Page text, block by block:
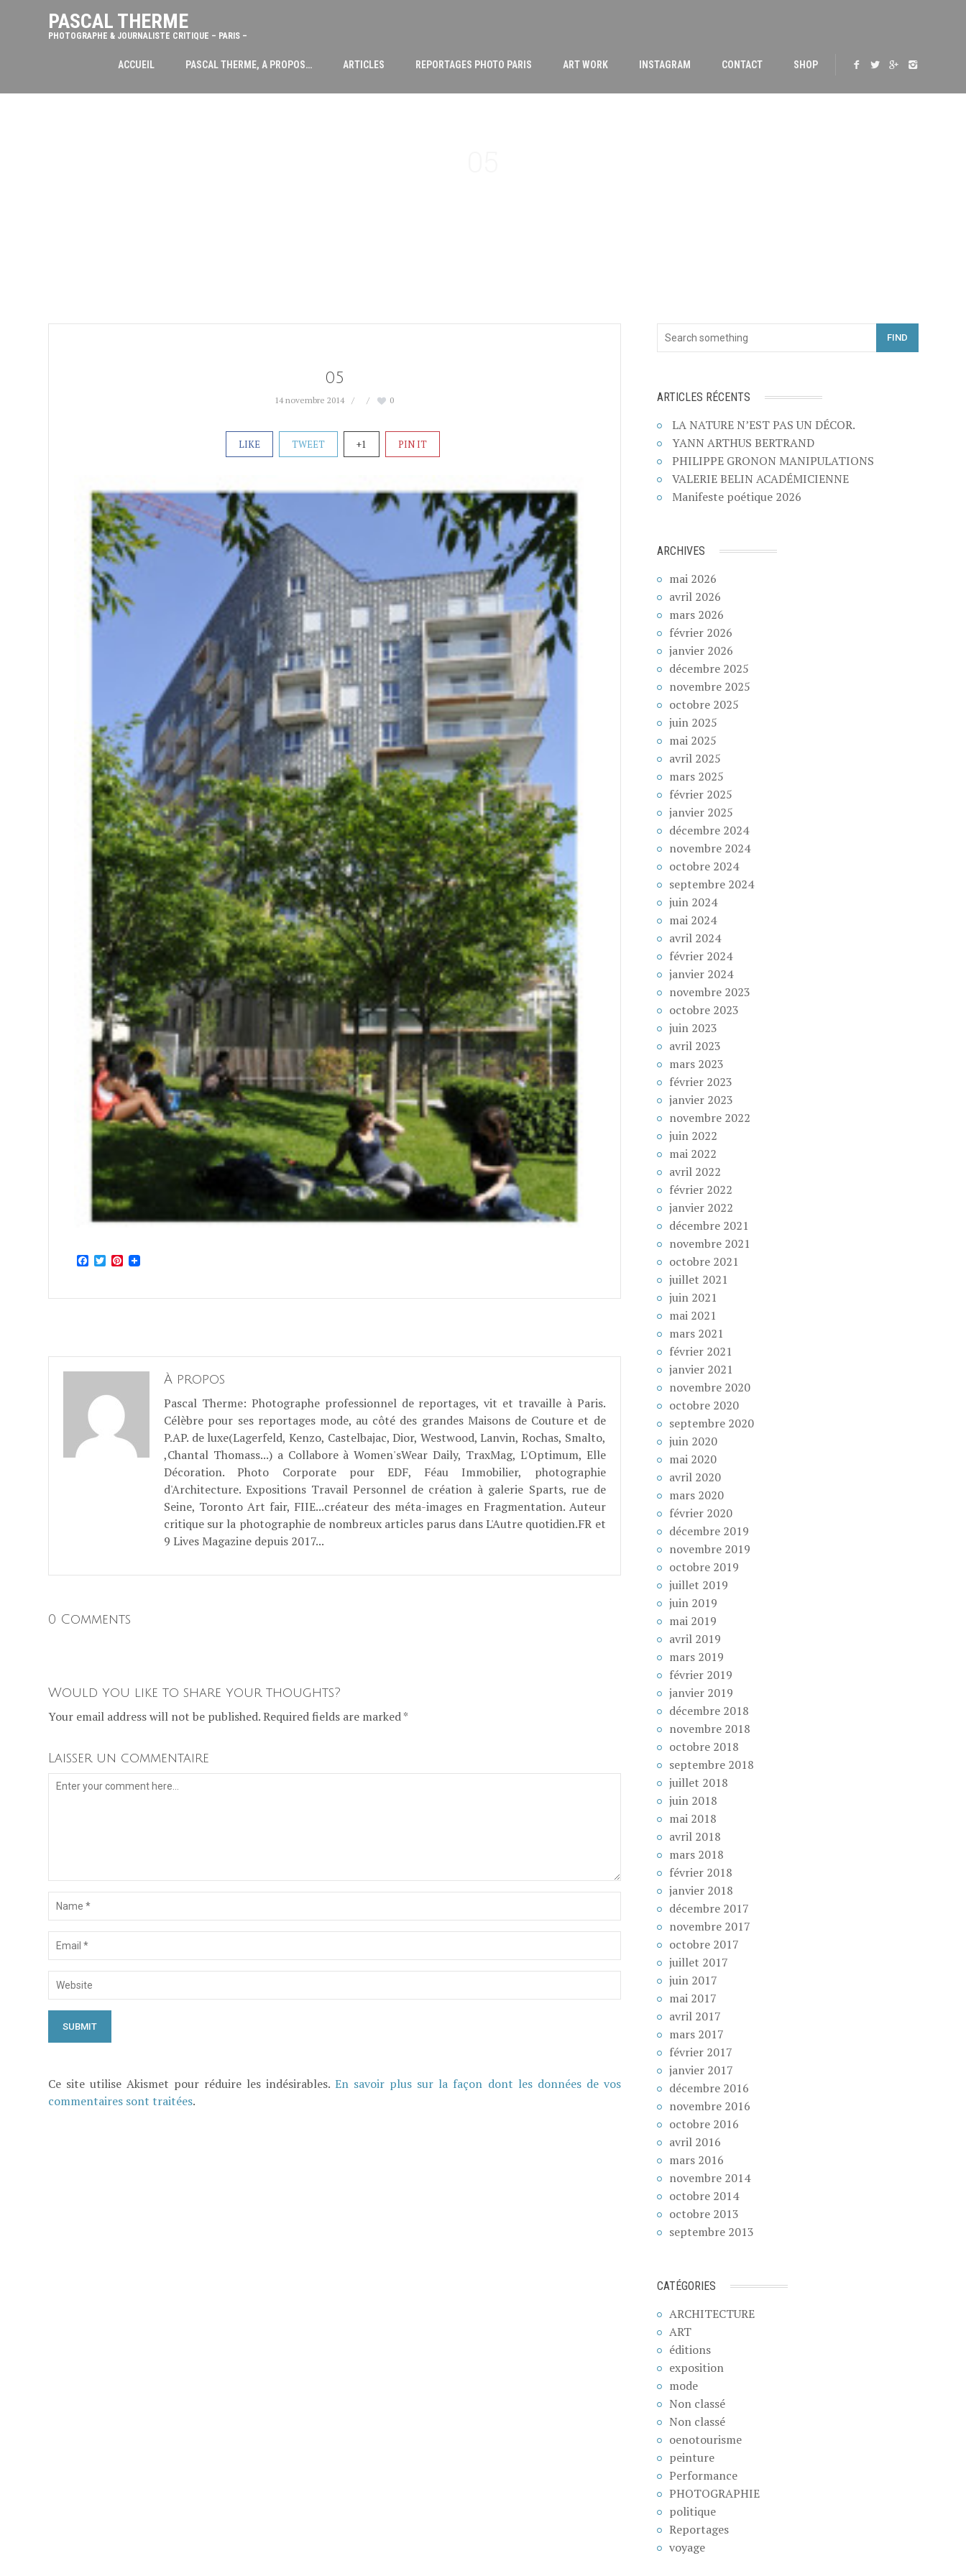
PASCAL THERME
PHOTOGRAPHE & JOURNALISTE CRITIQUE – PARIS –
ACCUEIL PASCAL THERME, A PROPOS… ARTICLES REPORTAGES PHOTO PARIS ART WORK INSTAGRAM CONTACT SHOP
05
14 novembre 2014 0
LIKE TWEET +1 PIN IT
Facebook
TwitterPinterest
À propos
Pascal Therme: Photographe professionnel de reportages, vit et travaille à Paris.
Célèbre pour ses reportages mode, au côté des grandes Maisons de Couture et de
P.AP. de luxe(Lagerfeld, Kenzo, Castelbajac, Dior, Westwood, Lanvin, Rochas, Smalto,
,Chantal Thomass...) a Collabore à Women'sWear Daily, TraxMag, L'Optimum, Elle
Décoration. Photo Corporate pour EDF, Féau Immobilier, photographie
d'Architecture. Expositions Travail Personnel de création à galerie Sparts, rue de
Seine, Toronto Art fair, FIIE...créateur des méta-images en Fragmentation. Auteur
critique sur la photographie de nombreux articles parus dans L'Autre quotidien.FR et
9 Lives Magazine depuis 2017...
0 Comments
Would you like to share your thoughts?
Your email address will not be published. Required fields are marked *
Laisser un commentaire
Ce site utilise Akismet pour réduire les indésirables.En savoir plus sur la façon dont les données de vos
commentaires sont traitées.
FIND
ARTICLES RÉCENTS
LA NATURE N’EST PAS UN DÉCOR.
YANN ARTHUS BERTRAND
PHILIPPE GRONON MANIPULATIONS
VALERIE BELIN ACADÉMICIENNE
Manifeste poétique 2026
ARCHIVES
mai 2026
avril 2026
mars 2026
février 2026
janvier 2026
décembre 2025
novembre 2025
octobre 2025
juin 2025
mai 2025
avril 2025
mars 2025
février 2025
janvier 2025
décembre 2024
novembre 2024
octobre 2024
septembre 2024
juin 2024
mai 2024
avril 2024
février 2024
janvier 2024
novembre 2023
octobre 2023
juin 2023
avril 2023
mars 2023
février 2023
janvier 2023
novembre 2022
juin 2022
mai 2022
avril 2022
février 2022
janvier 2022
décembre 2021
novembre 2021
octobre 2021
juillet 2021
juin 2021
mai 2021
mars 2021
février 2021
janvier 2021
novembre 2020
octobre 2020
septembre 2020
juin 2020
mai 2020
avril 2020
mars 2020
février 2020
décembre 2019
novembre 2019
octobre 2019
juillet 2019
juin 2019
mai 2019
avril 2019
mars 2019
février 2019
janvier 2019
décembre 2018
novembre 2018
octobre 2018
septembre 2018
juillet 2018
juin 2018
mai 2018
avril 2018
mars 2018
février 2018
janvier 2018
décembre 2017
novembre 2017
octobre 2017
juillet 2017
juin 2017
mai 2017
avril 2017
mars 2017
février 2017
janvier 2017
décembre 2016
novembre 2016
octobre 2016
avril 2016
mars 2016
novembre 2014
octobre 2014
octobre 2013
septembre 2013
CATÉGORIES
ARCHITECTURE
ART
éditions
exposition
mode
Non classé
Non classé
oenotourisme
peinture
Performance
PHOTOGRAPHIE
politique
Reportages
voyage